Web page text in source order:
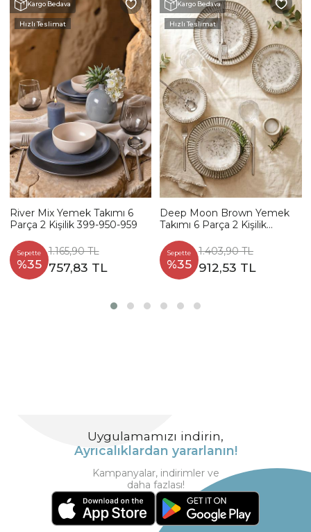
Kargo Bedava
Hızlı Teslimat
River Mix Yemek Takımı 6
Parça 2 Kişilik 399-950-959
Sepette
%35
1.165,90 TL
757,83 TL
Kargo Bedava
Hızlı Teslimat
Deep Moon Brown Yemek
Takımı 6 Parça 2 Kişilik
Sepette
%35
1.403,90 TL
912,53 TL
Uygulamamızı indirin,
Ayrıcalıklardan yararlanın!
Kampanyalar, indirimler ve
daha fazlası!